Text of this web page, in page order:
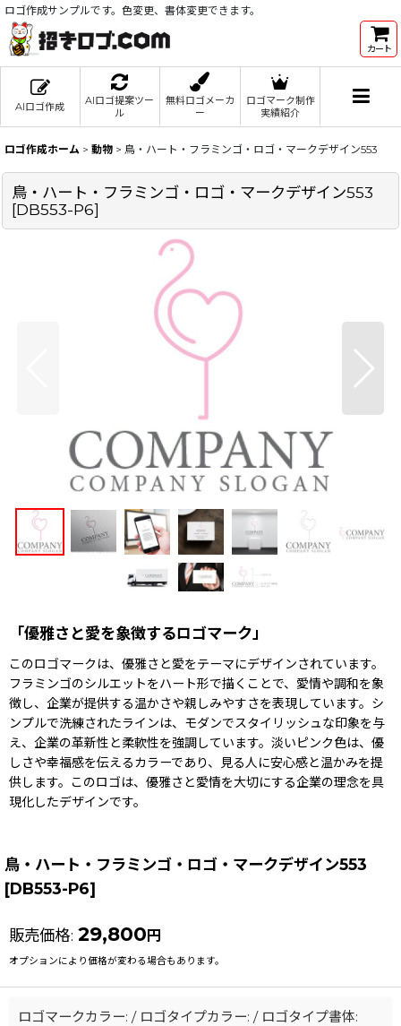
ロゴ作成サンプルです。色変更、書体変更できます。
カート
AIロゴ作成
AIロゴ提案ツー
ル
無料ロゴメーカ
ー
ロゴマーク制作
実績紹介
ロゴ作成ホーム > 動物 > 鳥・ハート・フラミンゴ・ロゴ・マークデザイン553
鳥・ハート・フラミンゴ・ロゴ・マークデザイン553
[DB553-P6]
「優雅さと愛を象徴するロゴマーク」
このロゴマークは、優雅さと愛をテーマにデザインされています。
フラミンゴのシルエットをハート形で描くことで、愛情や調和を象
徴し、企業が提供する温かさや親しみやすさを表現しています。シ
ンプルで洗練されたラインは、モダンでスタイリッシュな印象を与
え、企業の革新性と柔軟性を強調しています。淡いピンク色は、優
しさや幸福感を伝えるカラーであり、見る人に安心感と温かみを提
供します。このロゴは、優雅さと愛情を大切にする企業の理念を具
現化したデザインです。
鳥・ハート・フラミンゴ・ロゴ・マークデザイン553
[DB553-P6]
販売価格: 29,800円
オプションにより価格が変わる場合もあります。
ロゴマークカラー: / ロゴタイプカラー: / ロゴタイプ書体: